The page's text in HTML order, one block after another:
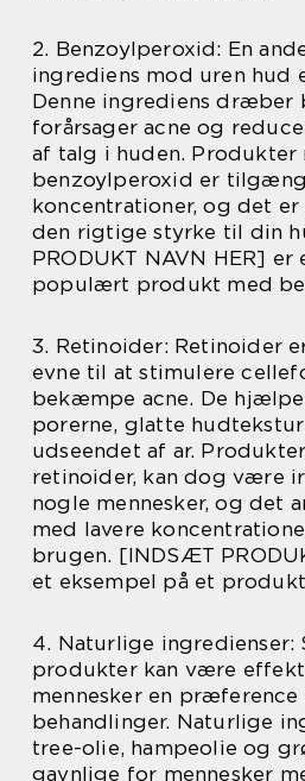
2. Benzoylperoxid: En
ingrediens mod uren hud
Denne ingrediens dræber
forårsager acne og
af talg i huden. Produkter
benzoylperoxid er
koncentrationer, og det
den rigtige styrke til din
PRODUKT NAVN HER]
populært produkt med
3. Retinoider: Retinoider
evne til at stimulere
bekæmpe acne. De
porerne, glatte
udseendet af ar.
retinoider, kan dog være
nogle mennesker, og det
med lavere
brugen. [INDSÆT
et eksempel på et
4. Naturlige ingredienser:
produkter kan være
mennesker en
behandlinger. Naturlige
tree-olie, hampeolie og
gavnlige for mennesker